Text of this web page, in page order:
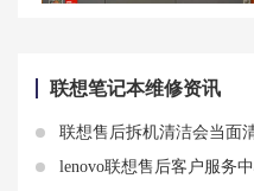
联想笔记本维修资讯
联想售后拆机清洁会当面
lenovo联想售后客户服务中心|联想